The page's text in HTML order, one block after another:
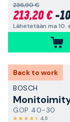
236,90 €
213,20 €-
Lähetetään ma 10.
Back to work
BOSCH
GOP 40-30
4,5